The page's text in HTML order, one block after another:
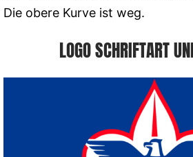
Die obere Kurve ist weg.
LOGO SCHRIFTART